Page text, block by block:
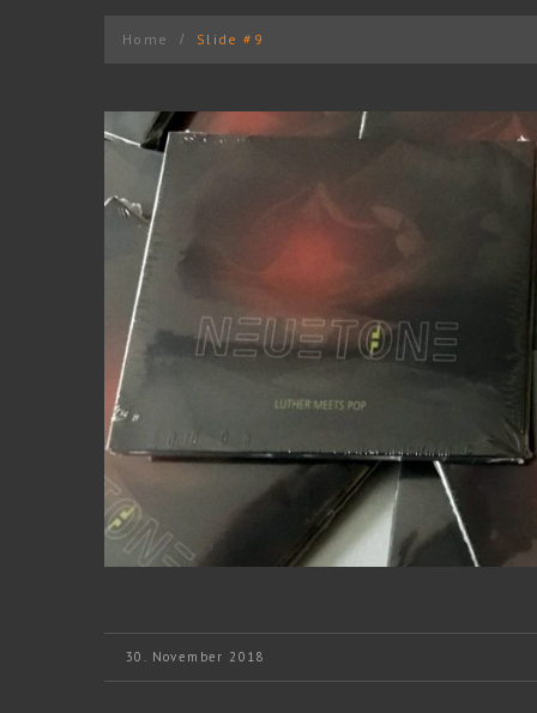
Home Slide #9
30. November 2018